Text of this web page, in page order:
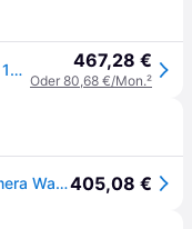
OM System Tough TG-7 (4.5 - 18 mm, 12Mpx, 1/2,3''), Kamera, Rot 467,28 €
Oder 80,68 €/Mon.²
OM SYSTEM Tough TG-7 Outdoor Kamera Wasserdicht & Stoßfest F2.0 Rot405,08 €